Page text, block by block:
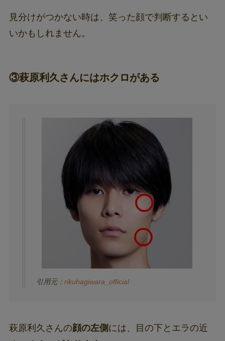
見分けがつかない時は、笑った顔で判断するとい
いかもしれません。
③萩原利久さんにはホクロがある
引用元： rikuhagiwara_official
萩原利久さんの顔の左側 には、目の下とエラの近